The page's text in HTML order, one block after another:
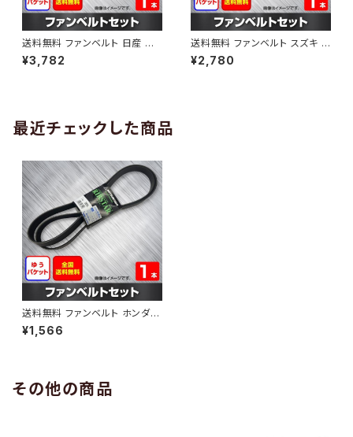
送料無料 ファンベルト 日産 キ
ューブ 型式Z12 H20.11～H24.
10 （国内トップメーカー） 1本 H
¥3,782
送料無料 ファンベルト スズキ ワ
ゴンR 型式MH34S H24.09～
H29.02 （国内トップメーカー）
¥2,780
最近チェックした商品
送料無料 ファンベルト ホンダ N
-BOX+ 型式JF1 H24.07～H3
0.03 （国内トップメーカー） 1本
¥1,566
その他の商品